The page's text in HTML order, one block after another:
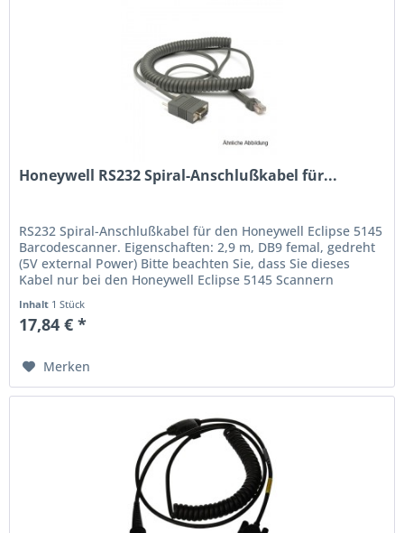
Honeywell RS232 Spiral-Anschlußkabel für...
RS232 Spiral-Anschlußkabel für den Honeywell Eclipse 5145
Barcodescanner. Eigenschaften: 2,9 m, DB9 femal, gedreht
(5V external Power) Bitte beachten Sie, dass Sie dieses
Kabel nur bei den Honeywell Eclipse 5145 Scannern
Inhalt 1 Stück
17,84 € *
Merken